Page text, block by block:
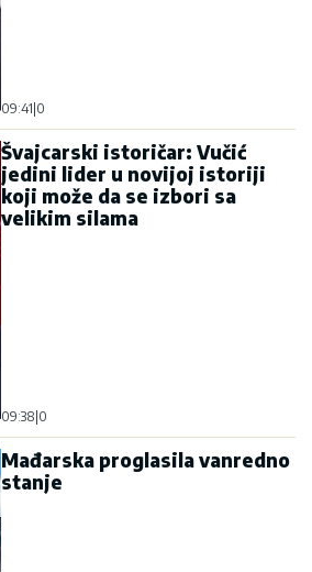
09:41 0
Švajcarski istoričar: Vučić
jedini lider u novijoj istoriji
koji može da se izbori sa
velikim silama
09:38 0
Mađarska proglasila vanredno
stanje